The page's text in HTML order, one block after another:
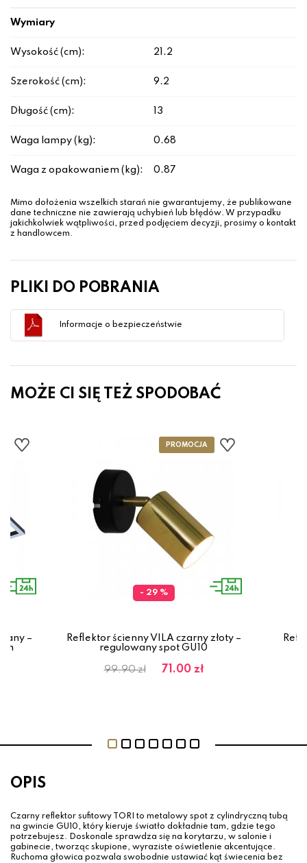
Wymiary
Wysokość (cm): 21.2
Szerokość (cm): 9.2
Długość (cm): 13
Waga lampy (kg): 0.68
Waga z opakowaniem (kg): 0.87
Mimo dołożenia wszelkich starań nie gwarantujemy, że publikowane
dane techniczne nie zawierają uchybień lub błędów. W przypadku
jakichkolwiek wątpliwości, przed podjęciem decyzji, prosimy o kontakt
z handlowcem.
PLIKI DO POBRANIA
Informacje o bezpieczeństwie
MOŻE CI SIĘ TEŻ SPODOBAĆ
–
- 29 %
Reflektor ścienny VILA czarny złoty –
regulowany spot GU10
99.90 zł 71.00 zł
OPIS
Czarny reflektor sufitowy TORI to metalowy spot z cylindryczną tubą
na gwincie GU10, który kieruje światło dokładnie tam, gdzie tego
potrzebujesz. Doskonale sprawdza się na korytarzu, w salonie i
gabinecie, tworząc skupione, wyraziste oświetlenie akcentujące.
Ruchoma głowica pozwala swobodnie ustawiać kąt świecenia bez